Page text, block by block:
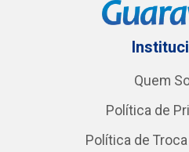
Quem
Política de
Política de